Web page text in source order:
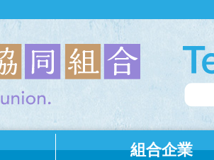
組合企業